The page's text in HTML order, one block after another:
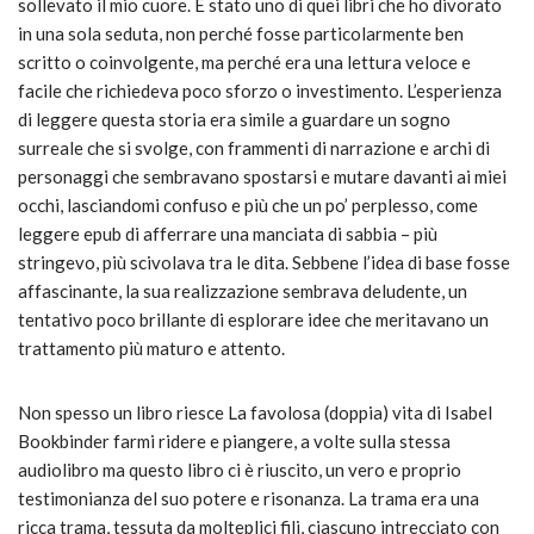
sollevato il mio cuore. È stato uno di quei libri che ho divorato
in una sola seduta, non perché fosse particolarmente ben
scritto o coinvolgente, ma perché era una lettura veloce e
facile che richiedeva poco sforzo o investimento. L’esperienza
di leggere questa storia era simile a guardare un sogno
surreale che si svolge, con frammenti di narrazione e archi di
personaggi che sembravano spostarsi e mutare davanti ai miei
occhi, lasciandomi confuso e più che un po’ perplesso, come
leggere epub di afferrare una manciata di sabbia – più
stringevo, più scivolava tra le dita. Sebbene l’idea di base fosse
affascinante, la sua realizzazione sembrava deludente, un
tentativo poco brillante di esplorare idee che meritavano un
trattamento più maturo e attento.
Non spesso un libro riesce La favolosa (doppia) vita di Isabel
Bookbinder farmi ridere e piangere, a volte sulla stessa
audiolibro ma questo libro ci è riuscito, un vero e proprio
testimonianza del suo potere e risonanza. La trama era una
ricca trama, tessuta da molteplici fili, ciascuno intrecciato con